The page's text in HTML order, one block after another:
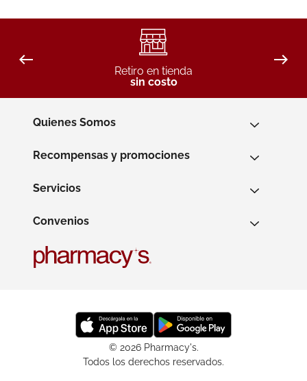
Retiro en tienda
sin costo
Quienes Somos
Recompensas y promociones
Servicios
Convenios
© 2026 Pharmacy's.
Todos los derechos reservados.